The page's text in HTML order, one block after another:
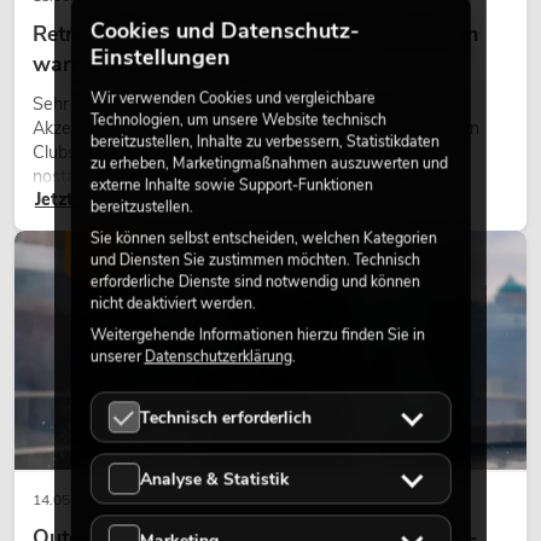
Retro-Licht im modernen Lichtdesign: Warum
warmes Licht wieder wirkt
Sehr warmes Licht, sichtbare Leuchtflächen und farbige
Akzente prägen viele aktuelle Lichtdesigns auf Bühnen, in
Clubs und bei Events. Retro-Licht ist dabei kein rein
nostalgischer Effekt, sondern ein bewusst eingesetztes
Gestaltungsmittel: Es schafft Atmosphäre, gibt Szenen
wirken lassen.
Jetzt lesen
14.05.2026
LICHT
Cookies und Datenschutz-
Einstellungen
Wir verwenden Cookies und vergleichbare
Technologien, um unsere Website technisch
bereitzustellen, Inhalte zu verbessern, Statistikdaten
zu erheben, Marketingmaßnahmen auszuwerten und
externe Inhalte sowie Support-Funktionen
bereitzustellen.
Sie können selbst entscheiden, welchen Kategorien
und Diensten Sie zustimmen möchten. Technisch
erforderliche Dienste sind notwendig und können
nicht deaktiviert werden.
Weitergehende Informationen hierzu finden Sie in
unsererDatenschutzerklärung.
Technisch erforderlich
Analyse & Statistik